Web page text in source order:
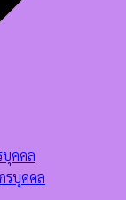
บุคคล​
รบุคคล​